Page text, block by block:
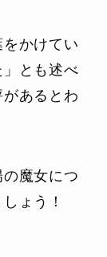
かけてい
とも述べ
あるとわ
魔女につ
ょう！